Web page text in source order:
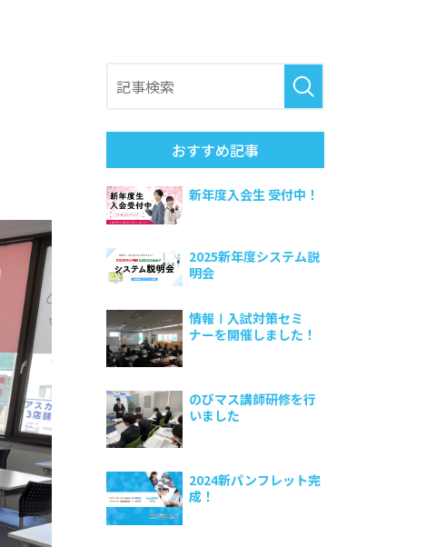
おすすめ記事
新年度入会生 受付中！
2025新年度システム説
明会
情報Ⅰ入試対策セミ
ナーを開催しました！
のびマス講師研修を行
いました
2024新パンフレット完
成！